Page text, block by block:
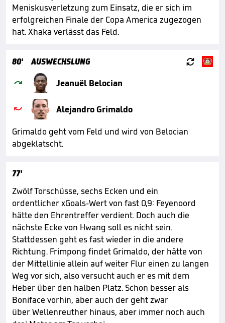
Meniskusverletzung zum Einsatz, die er sich im
erfolgreichen Finale der Copa America zugezogen
hat. Xhaka verlässt das Feld.
80' AUSWECHSLUNG 
 Jeanuël Belocian

Alejandro Grimaldo
Grimaldo geht vom Feld und wird von Belocian
abgeklatscht.
77'
Zwölf Torschüsse, sechs Ecken und ein
ordentlicher xGoals-Wert von fast 0,9: Feyenoord
hätte den Ehrentreffer verdient. Doch auch die
nächste Ecke von Hwang soll es nicht sein.
Stattdessen geht es fast wieder in die andere
Richtung. Frimpong findet Grimaldo, der hätte von
der Mittellinie allein auf weiter Flur einen zu langen
Weg vor sich, also versucht auch er es mit dem
Heber über den halben Platz. Schon besser als
Boniface vorhin, aber auch der geht zwar
über Wellenreuther hinaus, aber immer noch auch